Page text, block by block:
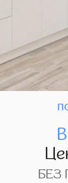
БЕЗ